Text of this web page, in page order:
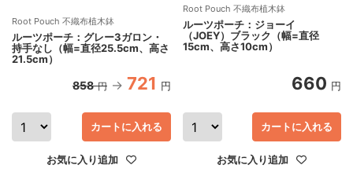
Root Pouch 不織布植木鉢
ルーツポーチ：グレー3ガロン・
持手なし（幅=直径25.5cm、高さ
21.5cm）
858 円 721 円
カートに入れる
お気に入り追加
Root Pouch 不織布植木鉢
ルーツポーチ：ジョーイ
（JOEY）ブラック（幅=直径
15cm、高さ10cm）
660 円
カートに入れる
お気に入り追加